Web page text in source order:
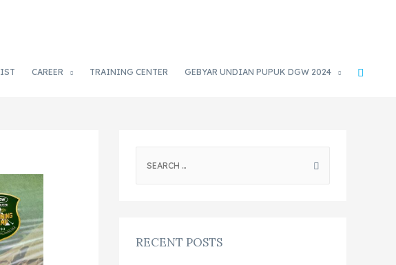
CAREER TRAINING CENTER GEBYAR UNDIAN PUPUK DGW 2024
RECENT POSTS